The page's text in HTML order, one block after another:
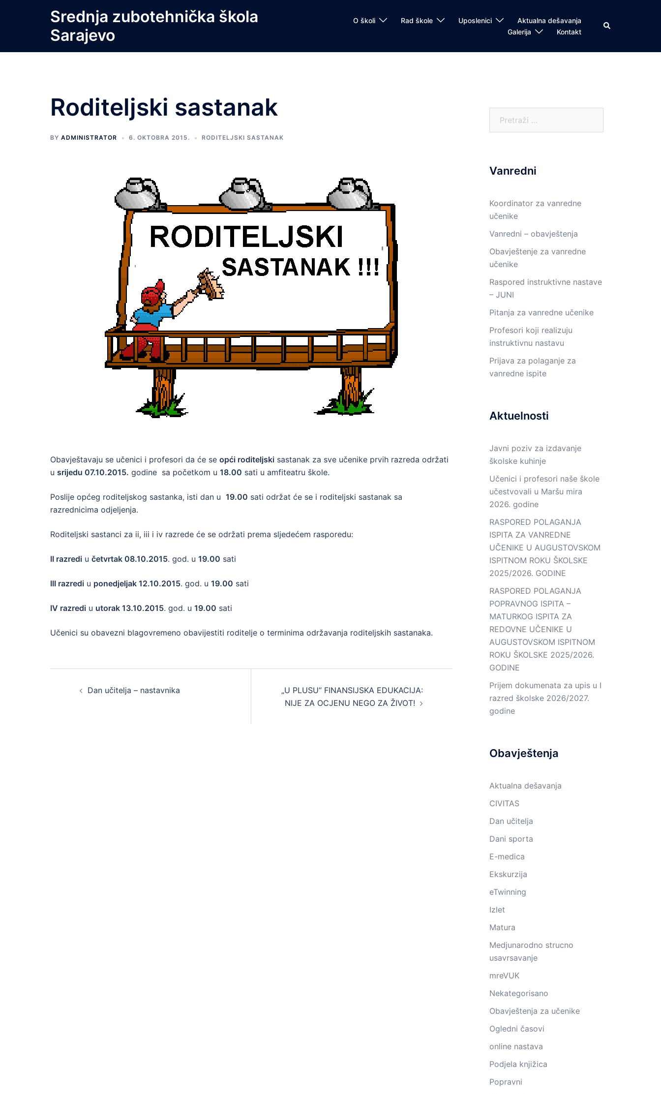
Srednja zubotehnička škola
Sarajevo
O školi Rad škole Uposlenici
Aktualna dešavanja
Galerija
Kontakt
Search
Roditeljski sastanak
BY ADMINISTRATOR 6. OKTOBRA 2015. RODITELJSKI SASTANAK
Obavještavaju se učenici i profesori da će se opći roditeljski sastanak za sve učenike prvih razreda održati
u srijedu 07.10.2015. godine sa početkom u 18.00 sati u amfiteatru škole.
Poslije općeg roditeljskog sastanka, isti dan u 19.00 sati održat će se i roditeljski sastanak sa
razrednicima odjeljenja.
Roditeljski sastanci za ii, iii i iv razrede će se održati prema sljedećem rasporedu:
II razredi u četvrtak 08.10.2015. god. u 19.00 sati
III razredi u ponedjeljak 12.10.2015. god. u 19.00 sati
IV razredi u utorak 13.10.2015. god. u 19.00 sati
Učenici su obavezni blagovremeno obavijestiti roditelje o terminima održavanja roditeljskih sastanaka.
navigation
Dan učitelja – nastavnika
„U PLUSU“ FINANSIJSKA EDUKACIJA:
NIJE ZA OCJENU NEGO ZA ŽIVOT!
Vanredni
Koordinator za vanredne
učenike
Vanredni – obavještenja
Obavještenje za vanredne
učenike
Raspored instruktivne nastave
– JUNI
Pitanja za vanredne učenike
Profesori koji realizuju
instruktivnu nastavu
Prijava za polaganje za
vanredne ispite
Aktuelnosti
Javni poziv za izdavanje
školske kuhinje
Učenici i profesori naše škole
učestvovali u Maršu mira
2026. godine
RASPORED POLAGANJA
ISPITA ZA VANREDNE
UČENIKE U AUGUSTOVSKOM
ISPITNOM ROKU ŠKOLSKE
2025/2026. GODINE
RASPORED POLAGANJA
POPRAVNOG ISPITA –
MATURKOG ISPITA ZA
REDOVNE UČENIKE U
AUGUSTOVSKOM ISPITNOM
ROKU ŠKOLSKE 2025/2026.
GODINE
Prijem dokumenata za upis u I
razred školske 2026/2027.
godine
Obavještenja
Aktualna dešavanja
CIVITAS
Dan učitelja
Dani sporta
E-medica
Ekskurzija
eTwinning
Izlet
Matura
Medjunarodno strucno
usavrsavanje
mreVUK
Nekategorisano
Obavještenja za učenike
Ogledni časovi
online nastava
Podjela knjižica
Popravni